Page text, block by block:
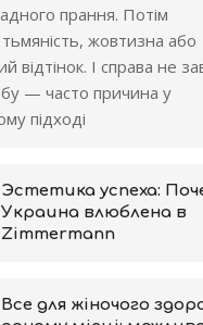
прання. Потім
тьмяність, жовтизна або
відтінок. І справа не
— часто причина у
підході
Эстетика успеха:
Украина влюблена в
Zimmermann
Все для жіночого